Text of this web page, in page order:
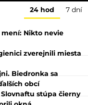
24 hod 7 dní
mení: Nikto nevie
zverejnili miesta
Biedronka sa
obcí
stúpa čierny